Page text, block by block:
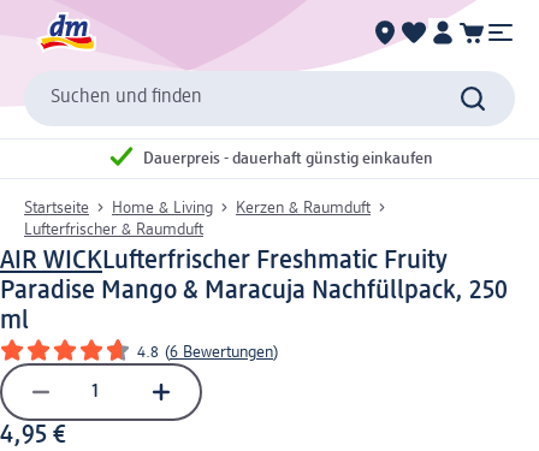
Suchen und finden
Dauerpreis - dauerhaft günstig einkaufen
Startseite Home & Living
Kerzen & Raumduft
Lufterfrischer & Raumduft
AIR WICKLufterfrischer Freshmatic Fruity
Paradise Mango & Maracuja Nachfüllpack, 250
ml
4.8 (6 Bewertungen)
4,95 €